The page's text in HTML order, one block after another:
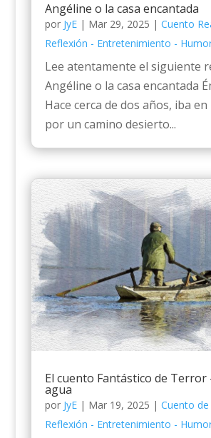
Angéline o la casa encantada
por JyE| Mar 29, 2025 | Cuento
Reflexión - Entretenimiento -
Lee atentamente el siguiente
Angéline o la casa encantada
Hace cerca de dos años, iba
por un camino desierto...
El cuento Fantástico de Terror
agua
por JyE| Mar 19, 2025 | Cuento
Reflexión - Entretenimiento -